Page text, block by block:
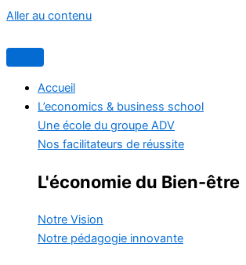
Aller au contenu
Accueil
L’economics & business school
Une école du groupe ADV
Nos facilitateurs de réussite
L'économie du Bien-être
Notre Vision
Notre pédagogie innovante